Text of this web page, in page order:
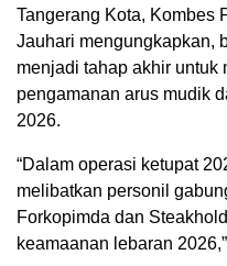
Tangerang Kota, Kombes
Jauhari mengungkapkan,
menjadi tahap akhir untuk
pengamanan arus mudik
2026.
“Dalam operasi ketupat
melibatkan personil
Forkopimda dan
keamaanan lebaran